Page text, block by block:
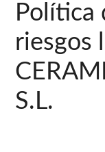
Política
riesgos
S.L.